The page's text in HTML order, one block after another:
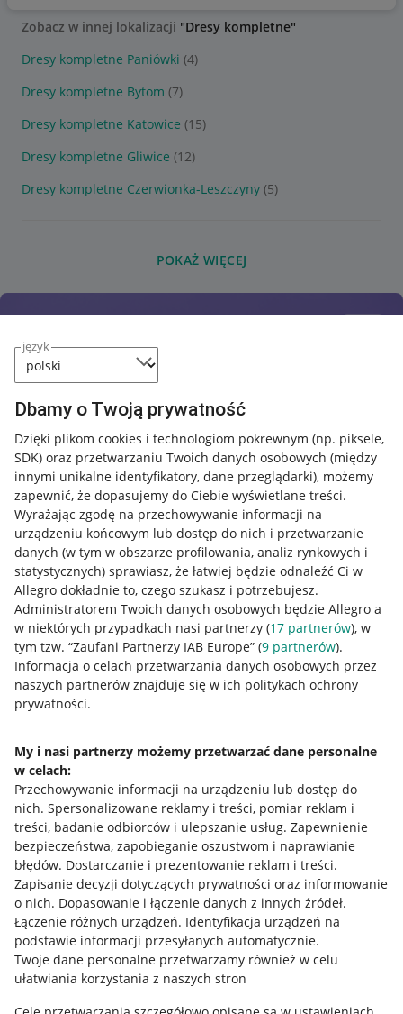
język
Dbamy o Twoją prywatność
Dzięki plikom cookies i technologiom pokrewnym (np. piksele,
SDK) oraz przetwarzaniu Twoich danych osobowych (między
innymi unikalne identyfikatory, dane przeglądarki), możemy
zapewnić, że dopasujemy do Ciebie wyświetlane treści.
Wyrażając zgodę na przechowywanie informacji na
urządzeniu końcowym lub dostęp do nich i przetwarzanie
danych (w tym w obszarze profilowania, analiz rynkowych i
statystycznych) sprawiasz, że łatwiej będzie odnaleźć Ci w
Allegro dokładnie to, czego szukasz i potrzebujesz.
Administratorem Twoich danych osobowych będzie Allegro a
w niektórych przypadkach nasi partnerzy (17 partnerów), w
tym tzw. “Zaufani Partnerzy IAB Europe” (9 partnerów).
Informacja o celach przetwarzania danych osobowych przez
naszych partnerów znajduje się w ich politykach ochrony
prywatności.
My i nasi partnerzy możemy przetwarzać dane personalne
w celach:
Przechowywanie informacji na urządzeniu lub dostęp do
nich. Spersonalizowane reklamy i treści, pomiar reklam i
treści, badanie odbiorców i ulepszanie usług. Zapewnienie
bezpieczeństwa, zapobieganie oszustwom i naprawianie
błędów. Dostarczanie i prezentowanie reklam i treści.
Zapisanie decyzji dotyczących prywatności oraz informowanie
o nich. Dopasowanie i łączenie danych z innych źródeł.
Łączenie różnych urządzeń. Identyfikacja urządzeń na
podstawie informacji przesyłanych automatycznie.
Twoje dane personalne przetwarzamy również w celu
ułatwiania korzystania z naszych stron
Zobacz w innej lokalizacji "Dresy kompletne"
Dresy kompletne Paniówki (4)
Dresy kompletne Bytom (7)
Dresy kompletne Katowice (15)
Dresy kompletne Gliwice (12)
Dresy kompletne Czerwionka-Leszczyny (5)
POKAŻ WIĘCEJ
Przydatne informacje
Jak to działa
Allegro Gadane dla sprzedających
Allegro Gadane dla kupujących
Mapa miejscowości
Informacje prawne
Regulamin
Polityka plików "cookies"
Ustawienia plików "cookies"